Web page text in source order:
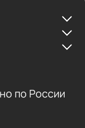
по России